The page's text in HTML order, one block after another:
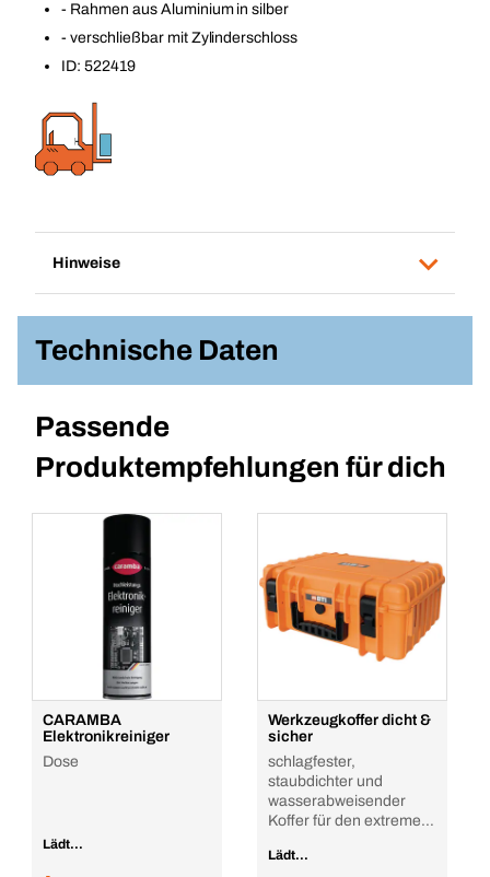
- Rahmen aus Aluminium in silber
- verschließbar mit Zylinderschloss
ID: 522419
Hinweise
Technische Daten
Passende
Produktempfehlungen für dich
CARAMBA
Elektronikreiniger
Dose
Lädt...
Werkzeugkoffer dicht &
sicher
schlagfester,
staubdichter und
wasserabweisender
Koffer für den extremen
Lädt...